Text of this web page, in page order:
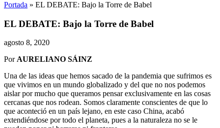
Portada » EL DEBATE: Bajo la Torre de Babel
EL DEBATE: Bajo la Torre de Babel
agosto 8, 2020
PorAURELIANO SÁINZ
Una de las ideas que hemos sacado de la pandemia que sufrimos es
que vivimos en un mundo globalizado y del que no nos podemos
aislar por mucho que queramos pensar exclusivamente en las cosas
cercanas que nos rodean. Somos claramente conscientes de que lo
que aconteció en un país lejano, en este caso China, acabó
extendiéndose por todo el planeta, pues a la naturaleza no se le